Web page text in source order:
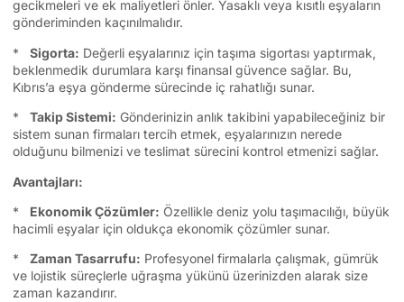
gecikmeleri ve ek maliyetleri önler. Yasaklı veya kısıtlı eşyaların
gönderiminden kaçınılmalıdır.
* Sigorta: Değerli eşyalarınız için taşıma sigortası yaptırmak,
beklenmedik durumlara karşı finansal güvence sağlar. Bu,
Kıbrıs’a eşya gönderme sürecinde iç rahatlığı sunar.
* Takip Sistemi: Gönderinizin anlık takibini yapabileceğiniz bir
sistem sunan firmaları tercih etmek, eşyalarınızın nerede
olduğunu bilmenizi ve teslimat sürecini kontrol etmenizi sağlar.
Avantajları:
* Ekonomik Çözümler: Özellikle deniz yolu taşımacılığı, büyük
hacimli eşyalar için oldukça ekonomik çözümler sunar.
* Zaman Tasarrufu: Profesyonel firmalarla çalışmak, gümrük
ve lojistik süreçlerle uğraşma yükünü üzerinizden alarak size
zaman kazandırır.